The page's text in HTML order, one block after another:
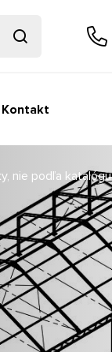
Kontakt
nie podľa katalógu